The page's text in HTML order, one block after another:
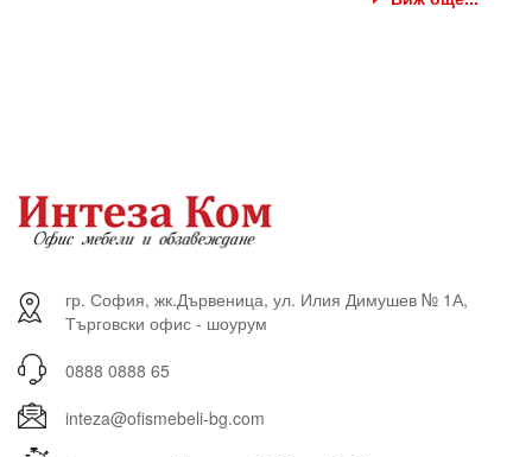
гр. София, жк.Дървеница, ул. Илия Димушев № 1А,
Търговски офис - шоурум
0888 0888 65
inteza@ofismebeli-bg.com